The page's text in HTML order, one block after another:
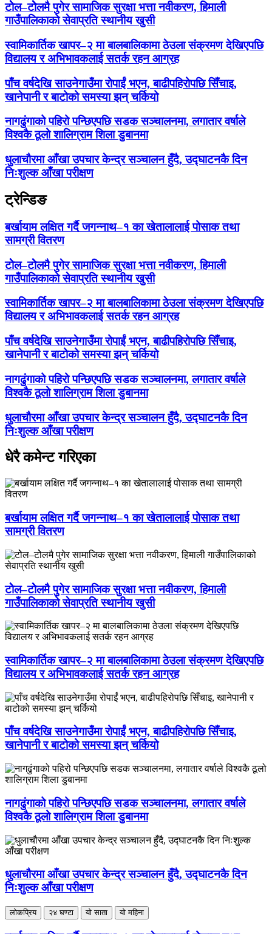
टोेल–टोेलमै पुगेर सामाजिक सुरक्षा भत्ता नवीकरण, हिमाली
गाउँपालिकाको सेवाप्रति स्थानीय खुसी
स्वामिकार्तिक खापर–२ मा बालबालिकामा ठेउला संक्रमण देखिएपछि
विद्यालय र अभिभावकलाई सतर्क रहन आग्रह
पाँच वर्षदेखि साउनेगाउँमा रोपाईं भएन, बाढीपहिरोपछि सिँचाइ,
खानेपानी र बाटोको समस्या झन् चर्कियो
नागढुंगाको पहिरो पन्छिएपछि सडक सञ्चालनमा, लगातार वर्षाले
विश्वकै ठूलो शालिग्राम शिला डुबानमा
धुलाचौरमा आँखा उपचार केन्द्र सञ्चालन हुँदै, उद्घाटनकै दिन
निःशुल्क आँखा परीक्षण
ट्रेन्डिङ
बर्खायाम लक्षित गर्दै जगन्नाथ–१ का खेतालालाई पोसाक तथा
सामग्री वितरण
टोेल–टोेलमै पुगेर सामाजिक सुरक्षा भत्ता नवीकरण, हिमाली
गाउँपालिकाको सेवाप्रति स्थानीय खुसी
स्वामिकार्तिक खापर–२ मा बालबालिकामा ठेउला संक्रमण देखिएपछि
विद्यालय र अभिभावकलाई सतर्क रहन आग्रह
पाँच वर्षदेखि साउनेगाउँमा रोपाईं भएन, बाढीपहिरोपछि सिँचाइ,
खानेपानी र बाटोको समस्या झन् चर्कियो
नागढुंगाको पहिरो पन्छिएपछि सडक सञ्चालनमा, लगातार वर्षाले
विश्वकै ठूलो शालिग्राम शिला डुबानमा
धुलाचौरमा आँखा उपचार केन्द्र सञ्चालन हुँदै, उद्घाटनकै दिन
निःशुल्क आँखा परीक्षण
धेरै कमेन्ट गरिएका
बर्खायाम लक्षित गर्दै जगन्नाथ–१ का खेतालालाई पोसाक तथा
सामग्री वितरण
टोेल–टोेलमै पुगेर सामाजिक सुरक्षा भत्ता नवीकरण, हिमाली
गाउँपालिकाको सेवाप्रति स्थानीय खुसी
स्वामिकार्तिक खापर–२ मा बालबालिकामा ठेउला संक्रमण देखिएपछि
विद्यालय र अभिभावकलाई सतर्क रहन आग्रह
पाँच वर्षदेखि साउनेगाउँमा रोपाईं भएन, बाढीपहिरोपछि सिँचाइ,
खानेपानी र बाटोको समस्या झन् चर्कियो
नागढुंगाको पहिरो पन्छिएपछि सडक सञ्चालनमा, लगातार वर्षाले
विश्वकै ठूलो शालिग्राम शिला डुबानमा
धुलाचौरमा आँखा उपचार केन्द्र सञ्चालन हुँदै, उद्घाटनकै दिन
निःशुल्क आँखा परीक्षण
लोकप्रिय २४ घण्टा यो साता यो महिना